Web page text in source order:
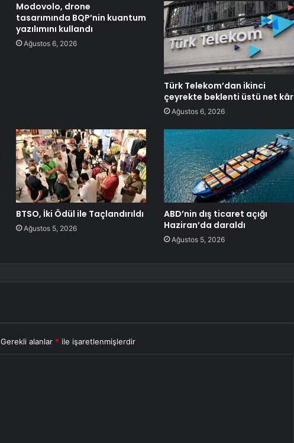
Modovolo, drone
tasarımında BQP’nin kuantum
yazılımını kullandı
Ağustos 6, 2026
Türk Telekom’dan ikinci
çeyrekte beklenti üstü net kâr
Ağustos 6, 2026
BTSO, İki Ödül ile Taçlandırıldı
Ağustos 5, 2026
ABD’nin dış ticaret açığı
Haziran’da daraldı
Ağustos 5, 2026
Gerekli alanlar * ile işaretlenmişlerdir